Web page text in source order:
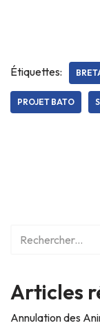
Étiquettes:
PROJET BATO
Articles
Annulation des